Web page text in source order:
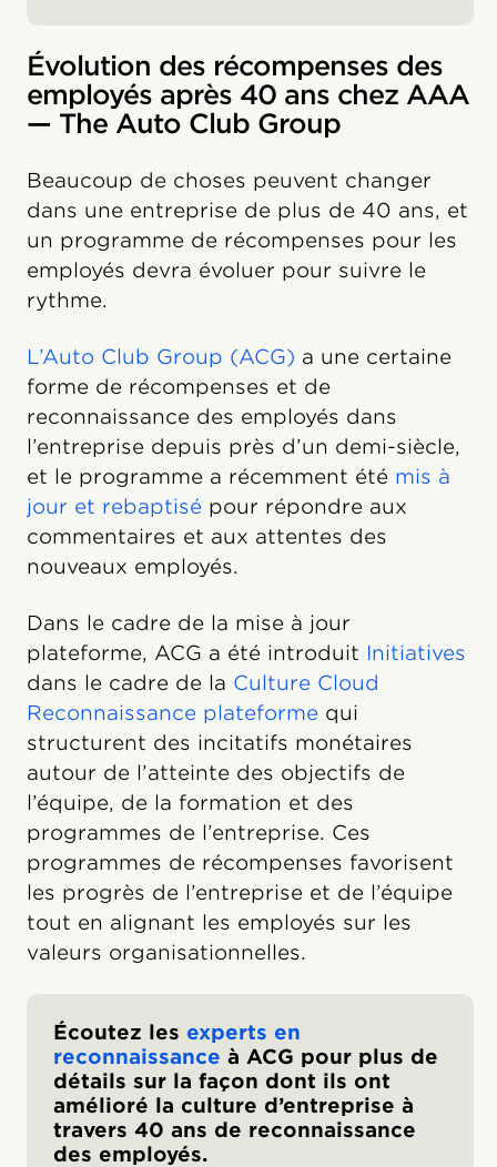
Évolution des récompenses des
employés après 40 ans chez AAA
— The Auto Club Group
Beaucoup de choses peuvent changer
dans une entreprise de plus de 40 ans, et
un programme de récompenses pour les
employés devra évoluer pour suivre le
rythme.
L’Auto Club Group (ACG) a une certaine
forme de récompenses et de
reconnaissance des employés dans
l’entreprise depuis près d’un demi-siècle,
et le programme a récemment été mis à
jour et rebaptisé pour répondre aux
commentaires et aux attentes des
nouveaux employés.
Dans le cadre de la mise à jour
plateforme, ACG a été introduit Initiatives
dans le cadre de la Culture Cloud
Reconnaissance plateforme qui
structurent des incitatifs monétaires
autour de l’atteinte des objectifs de
l’équipe, de la formation et des
programmes de l’entreprise. Ces
programmes de récompenses favorisent
les progrès de l’entreprise et de l’équipe
tout en alignant les employés sur les
valeurs organisationnelles.
Écoutez les experts en
reconnaissance à ACG pour plus de
détails sur la façon dont ils ont
amélioré la culture d’entreprise à
travers 40 ans de reconnaissance
des employés.